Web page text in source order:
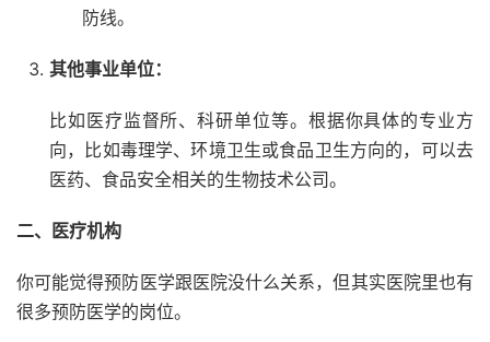
防线。
其他事业单位：
比如医疗监督所、科研单位等。根据你具体的专业方
向，比如毒理学、环境卫生或食品卫生方向的，可以去
医药、食品安全相关的生物技术公司。
二、医疗机构
你可能觉得预防医学跟医院没什么关系，但其实医院里也有
很多预防医学的岗位。